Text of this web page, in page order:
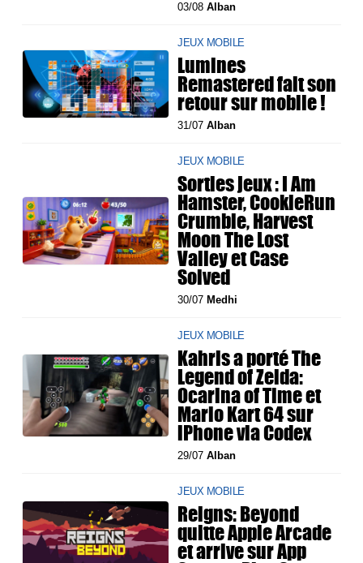
03/08Alban
JEUX MOBILE
Lumines
Remastered fait son
retour sur mobile !
31/07Alban
JEUX MOBILE
Sorties jeux : I Am
Hamster, CookieRun
Crumble, Harvest
Moon The Lost
Valley et Case
Solved
30/07 Medhi
JEUX MOBILE
Kahris a porté The
Legend of Zelda:
Ocarina of Time et
Mario Kart 64 sur
iPhone via Codex
29/07Alban
JEUX MOBILE
Reigns: Beyond
quitte Apple Arcade
et arrive sur App